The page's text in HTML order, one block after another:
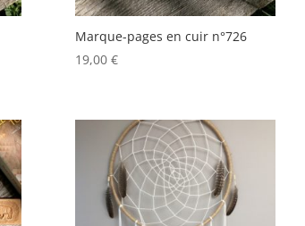
Marque-pages en cuir n°726
19,00 €